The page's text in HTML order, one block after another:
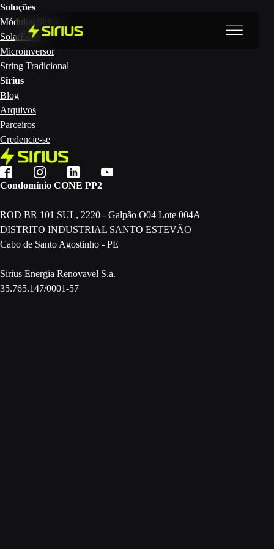
Condomínio CONE PP2
ROD BR 101 SUL, 2220 - Galpão O04 Lote 004A
DISTRITO INDUSTRIAL SANTO ESTEVÃO
Cabo de Santo Agostinho - PE
Sirius Energia Renovavel S.a.
35.765.147/0001-57
Sirius
Blog
Arquivos
Parceiros
Credencie-se
Soluções
Módulos Sirius
SolarEdge
Microinversor
String Tradicional